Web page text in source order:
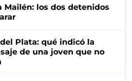
Mailén: los dos detenidos
Plata: qué indicó la
de una joven que no